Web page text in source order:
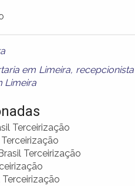
em Limeira,
Limeira
Terceirização
Terceirização